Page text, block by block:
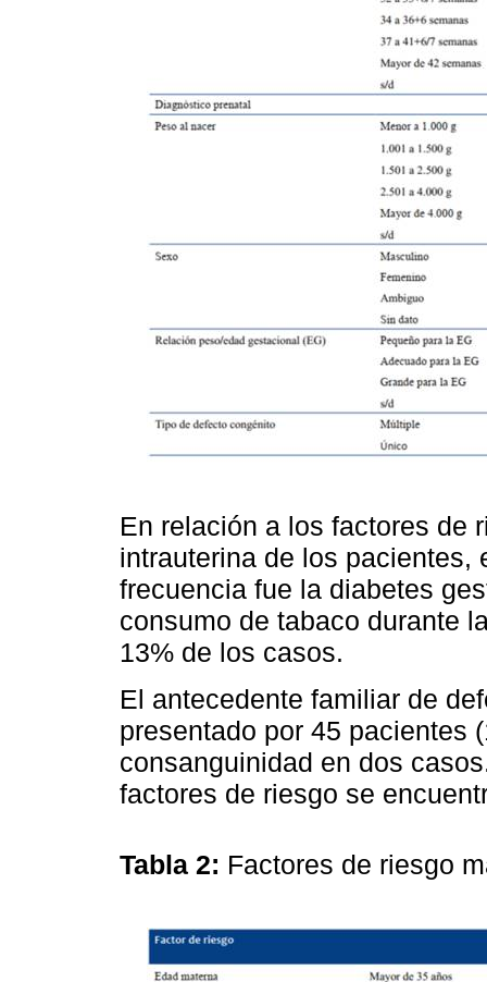
En relación a los factores de
intrauterina de los pacientes,
frecuencia fue la diabetes
consumo de tabaco durante
13% de los casos.
El antecedente familiar de
presentado por 45 pacientes
consanguinidad en dos
factores de riesgo se
Tabla 2: Factores de riesgo